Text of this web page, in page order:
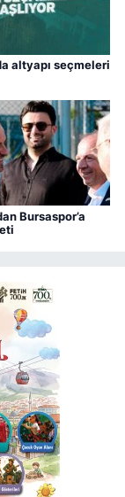
altyapı seçmeleri
Bursaspor’a